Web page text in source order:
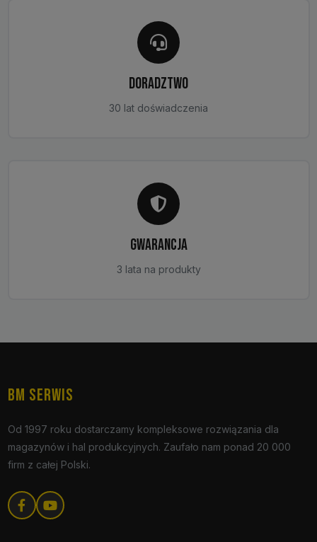
DORADZTWO
30 lat doświadczenia
GWARANCJA
3 lata na produkty
BM SERWIS
Od 1997 roku dostarczamy kompleksowe rozwiązania dla
magazynów i hal produkcyjnych. Zaufało nam ponad 20 000
firm z całej Polski.